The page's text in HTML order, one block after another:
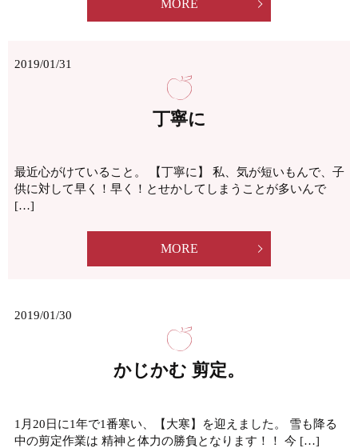
MORE
2019/01/31
丁寧に
最近心がけていること。 【丁寧に】 私、気が短いもんで、子
供に対して早く！早く！とせかしてしまうことが多いんで
[…]
MORE
2019/01/30
かじかむ 剪定。
1月20日に1年で1番寒い、【大寒】を迎えました。 雪も降る
中の剪定作業は 精神と体力の勝負となります！！ 今 […]